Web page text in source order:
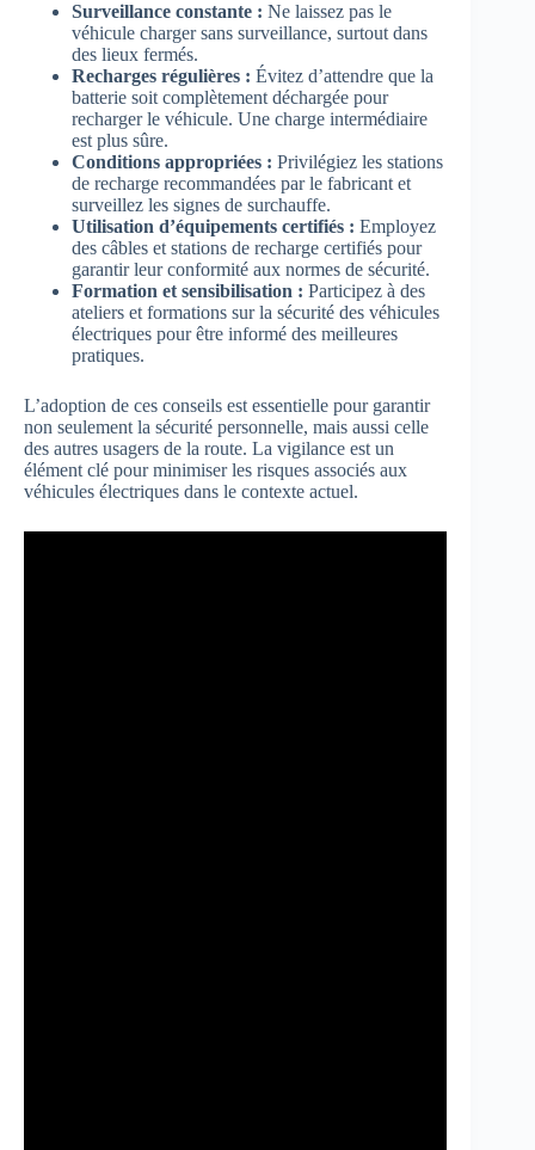
Surveillance constante : Ne laissez pas le
véhicule charger sans surveillance, surtout dans
des lieux fermés.
Recharges régulières : Évitez d’attendre que la
batterie soit complètement déchargée pour
recharger le véhicule. Une charge intermédiaire
est plus sûre.
Conditions appropriées : Privilégiez les stations
de recharge recommandées par le fabricant et
surveillez les signes de surchauffe.
Utilisation d’équipements certifiés : Employez
des câbles et stations de recharge certifiés pour
garantir leur conformité aux normes de sécurité.
Formation et sensibilisation : Participez à des
ateliers et formations sur la sécurité des véhicules
électriques pour être informé des meilleures
pratiques.
L’adoption de ces conseils est essentielle pour garantir
non seulement la sécurité personnelle, mais aussi celle
des autres usagers de la route. La vigilance est un
élément clé pour minimiser les risques associés aux
véhicules électriques dans le contexte actuel.